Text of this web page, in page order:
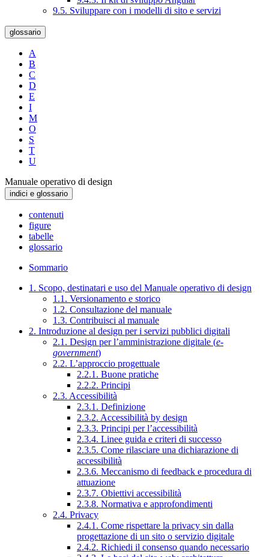
9.5. Sviluppare con i modelli di sito e servizi
glossario
A
B
C
D
E
I
M
O
S
T
U
Manuale operativo di design
indici e glossario
contenuti
figure
tabelle
glossario
Sommario
1. Scopo, destinatari e uso del Manuale operativo di design
1.1. Versionamento e storico
1.2. Consultazione del manuale
1.3. Contribuisci al manuale
2. Introduzione al design per i servizi pubblici digitali
2.1. Design per l’amministrazione digitale (e-
government)
2.2. L’approccio progettuale
2.2.1. Buone pratiche
2.2.2. Principi
2.3. Accessibilità
2.3.1. Definizione
2.3.2. Accessibilità by design
2.3.3. Principi per l’accessibilità
2.3.4. Linee guida e criteri di successo
2.3.5. Come rilasciare una dichiarazione di
accessibilità
2.3.6. Meccanismo di feedback e procedura di
attuazione
2.3.7. Obiettivi accessibilità
2.3.8. Normativa e approfondimenti
2.4. Privacy
2.4.1. Come rispettare la privacy sin dalla
progettazione di un sito o servizio digitale
2.4.2. Richiedi il consenso quando necessario